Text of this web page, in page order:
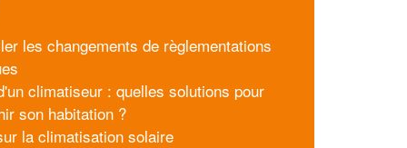
les changements de règlementations
climatiseur : quelles solutions pour
son habitation ?
la climatisation solaire